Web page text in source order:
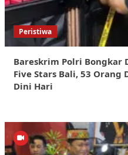
Peristiwa
Bareskrim Polri Bongkar
Five Stars Bali, 53 Orang
Dini Hari